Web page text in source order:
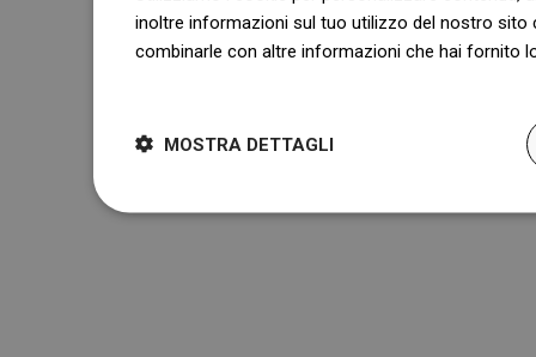
inoltre informazioni sul tuo utilizzo del nostro sito
combinarle con altre informazioni che hai fornito
MOSTRA DETTAGLI